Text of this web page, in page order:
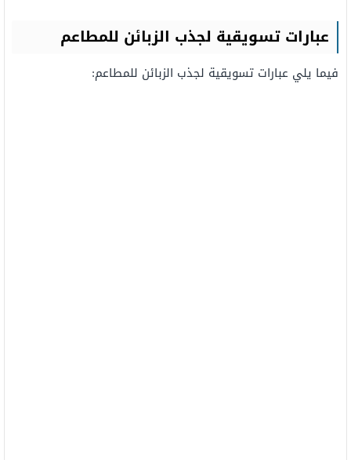
عبارات تسويقية لجذب الزبائن للمطاعم
فيما يلي عبارات تسويقية لجذب الزبائن للمطاعم: